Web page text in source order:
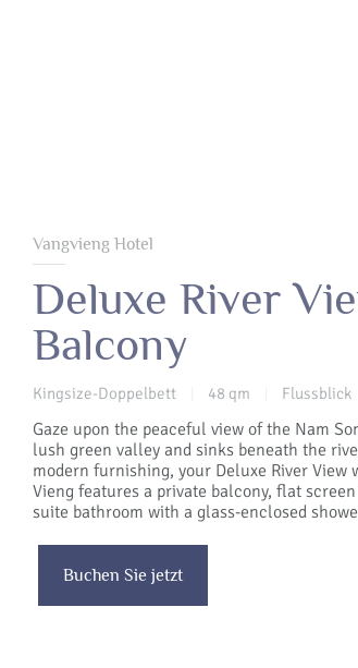
Vangvieng Hotel
Deluxe River
Balcony
Kingsize-Doppelbett 48 qm Flussblick
Gaze upon the peaceful view of the Nam
lush green valley and sinks beneath the
modern furnishing, your Deluxe River View
Vieng features a private balcony, flat
suite bathroom with a glass-enclosed
Buchen Sie jetzt